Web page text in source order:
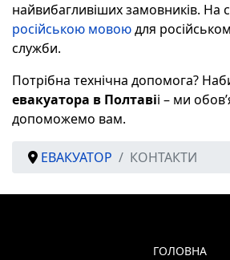
найвибагливіших замовників. На
російською мовоюдля
служби.
Потрібна технічна допомога?
евакуатора в Полтавіі – ми
допоможемо вам.
ЕВАКУАТОР КОНТАКТИ
ГОЛОВНА